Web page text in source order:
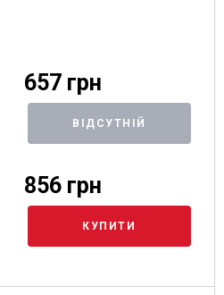
657 грн
ВІДСУТНІЙ
856 грн
КУПИТИ